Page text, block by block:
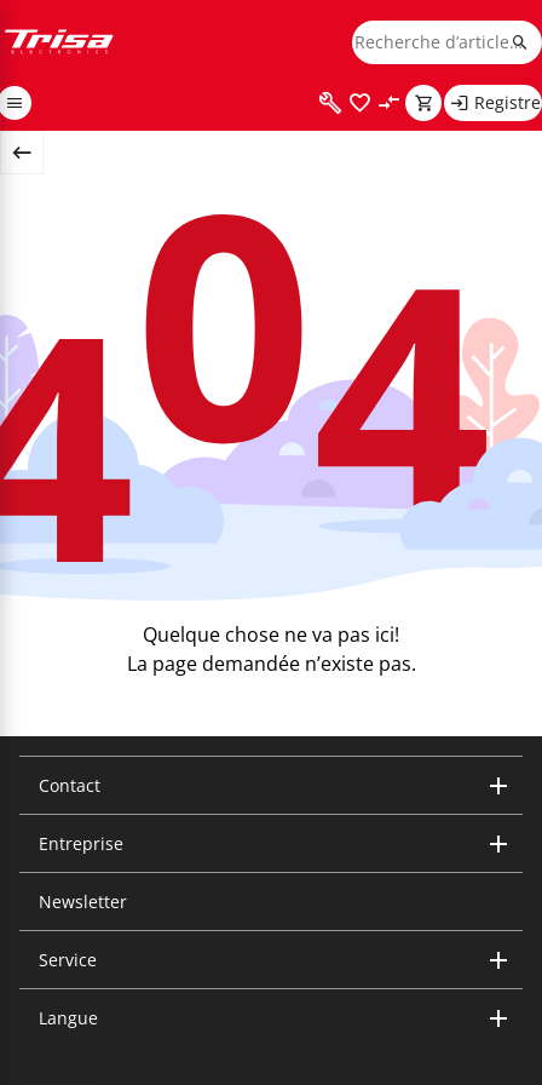
Registre
Quelque chose ne va pas ici!
La page demandée n’existe pas.
Contact
Trisa Electronics AG
Kantonsstrasse 121
CH-6234 Triengen
Tél.: +41 (0)41 933 00 30
info@trisaelectronics.ch
Formulaire de contact
Entreprise
Notre entreprise
Emplacement
Newsletter
Service
Services
Langue